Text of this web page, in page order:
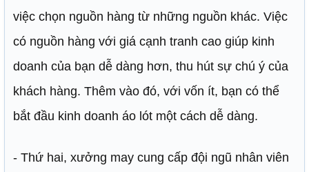
việc chọn nguồn hàng từ những nguồn khác. Việc
có nguồn hàng với giá cạnh tranh cao giúp kinh
doanh của bạn dễ dàng hơn, thu hút sự chú ý của
khách hàng. Thêm vào đó, với vốn ít, bạn có thể
bắt đầu kinh doanh áo lót một cách dễ dàng.
- Thứ hai, xưởng may cung cấp đội ngũ nhân viên